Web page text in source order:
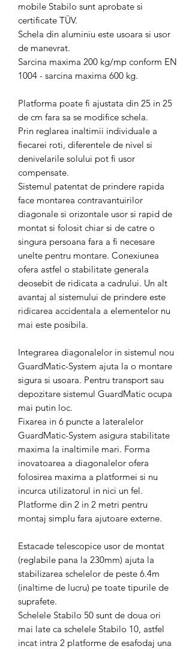
mobile Stabilo sunt aprobate si
certificate TÜV.
Schela din aluminiu este usoara si usor
de manevrat.
Sarcina maxima 200 kg/mp conform EN
1004 - sarcina maxima 600 kg.
Platforma poate fi ajustata din 25 in 25
de cm fara sa se modifice schela.
Prin reglarea inaltimii individuale a
fiecarei roti, diferentele de nivel si
denivelarile solului pot fi usor
compensate.
Sistemul patentat de prindere rapida
face montarea contravantuirilor
diagonale si orizontale usor si rapid de
montat si folosit chiar si de catre o
singura persoana fara a fi necesare
unelte pentru montare. Conexiunea
ofera astfel o stabilitate generala
deosebit de ridicata a cadrului. Un alt
avantaj al sistemului de prindere este
ridicarea accidentala a elementelor nu
mai este posibila.
Integrarea diagonalelor in sistemul nou
GuardMatic-System ajuta la o montare
sigura si usoara. Pentru transport sau
depozitare sistemul GuardMatic ocupa
mai putin loc.
Fixarea in 6 puncte a lateralelor
GuardMatic-System asigura stabilitate
maxima la inaltimile mari. Forma
inovatoarea a diagonalelor ofera
folosirea maxima a platformei si nu
incurca utilizatorul in nici un fel.
Platforme din 2 in 2 metri pentru
montaj simplu fara ajutoare externe.
Estacade telescopice usor de montat
(reglabile pana la 230mm) ajuta la
stabilizarea schelelor de peste 6.4m
(inaltime de lucru) pe toate tipurile de
suprafete.
Schelele Stabilo 50 sunt de doua ori
mai late ca schelele Stabilo 10, astfel
incat intra 2 platforme de esafodaj una